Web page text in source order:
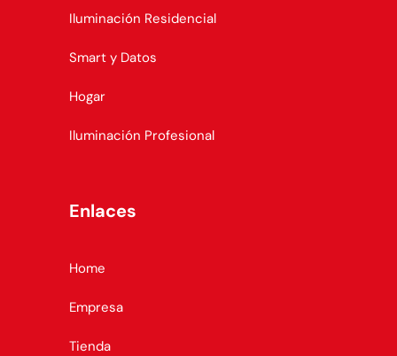
Iluminación Residencial
Smart y Datos
Hogar
Iluminación Profesional
Enlaces
Home
Empresa
Tienda